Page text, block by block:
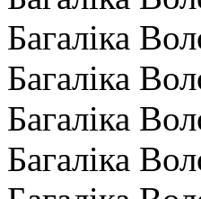
Багаліка
Багаліка
Багаліка
Багаліка